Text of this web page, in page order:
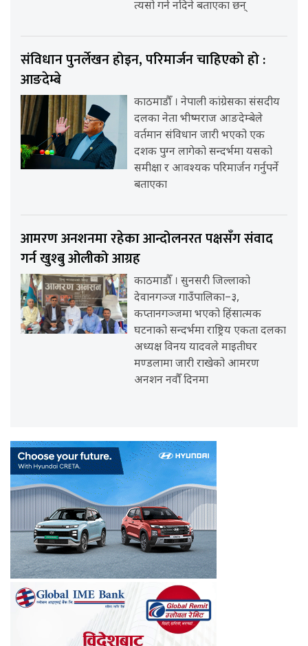
त्यसो गर्न नदिने बताएका छन्
संविधान पुनर्लेखन होइन, परिमार्जन चाहिएको हो :
आङदेम्बे
काठमाडौँ । नेपाली कांग्रेसका संसदीय
दलका नेता भीष्मराज आङदेम्बेले
वर्तमान संविधान जारी भएको एक
दशक पुग्न लागेको सन्दर्भमा यसको
समीक्षा र आवश्यक परिमार्जन गर्नुपर्ने
बताएका
आमरण अनशनमा रहेका आन्दोलनरत पक्षसँग संवाद
गर्न खुश्बु ओलीको आग्रह
काठमाडौँ । सुनसरी जिल्लाको
देवानगञ्ज गाउँपालिका–३,
कप्तानगञ्जमा भएको हिंसात्मक
घटनाको सन्दर्भमा राष्ट्रिय एकता दलका
अध्यक्ष विनय यादवले माइतीघर
मण्डलामा जारी राखेको आमरण
अनशन नवौँ दिनमा